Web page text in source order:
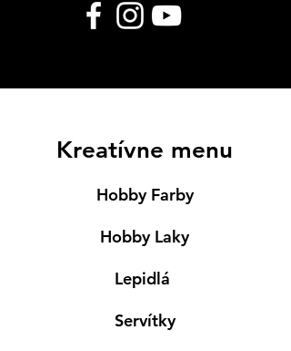
Kreatívne menu
Hobby Farby
Hobby Laky
Lepidlá
Servítky